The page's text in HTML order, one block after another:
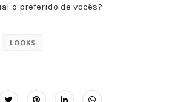
o preferido de vocês?
LOOKS